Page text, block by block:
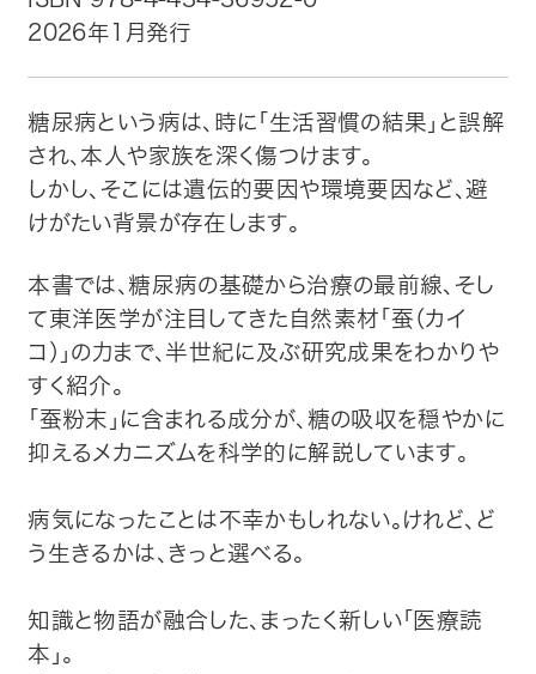
トップ
自費出版したい方
メディア紹介
購入方法
お問い合わせ
画像・文章の使用について
企業情報
2026年1月発行
糖尿病という病は、時に「生活習慣の結果」と誤解
され、本人や家族を深く傷つけます。
しかし、そこには遺伝的要因や環境要因など、避
けがたい背景が存在します。
本書では、糖尿病の基礎から治療の最前線、そし
て東洋医学が注目してきた自然素材「蚕（カイ
コ）」の力まで、半世紀に及ぶ研究成果をわかりや
すく紹介。
「蚕粉末」に含まれる成分が、糖の吸収を穏やかに
抑えるメカニズムを科学的に解説しています。
病気になったことは不幸かもしれない。けれど、ど
う生きるかは、きっと選べる。
知識と物語が融合した、まったく新しい「医療読
本」。